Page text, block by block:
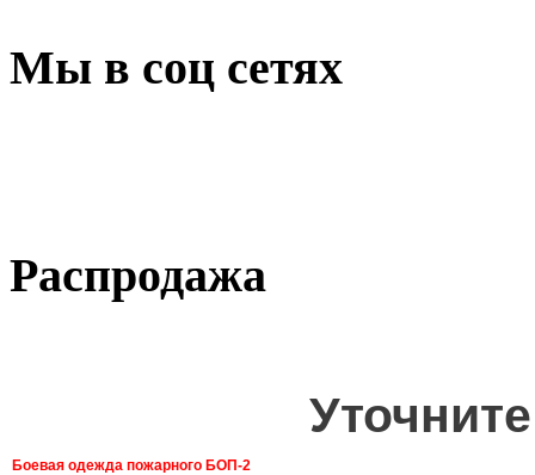
Мы в соц сетях
Распродажа
Боевая одежда пожарного БОП-2